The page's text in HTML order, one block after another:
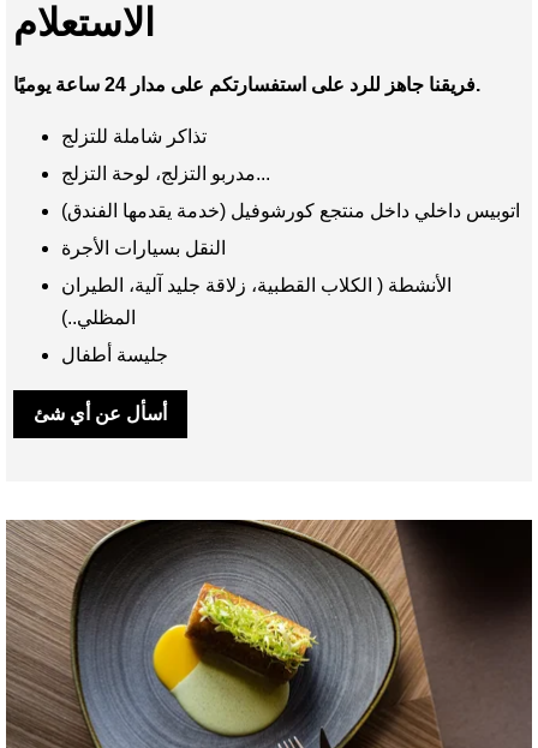
الاستعلام
فريقنا جاهز للرد على استفسارتكم على مدار 24 ساعة يوميًا.
تذاكر شاملة للتزلج
مدربو التزلج، لوحة التزلج...
اتوبيس داخلي داخل منتجع كورشوفيل (خدمة يقدمها الفندق)
النقل بسيارات الأجرة
الأنشطة ( الكلاب القطبية، زلاقة جليد آلية، الطيران
المظلي..)
جليسة أطفال
أسأل عن أي شئ